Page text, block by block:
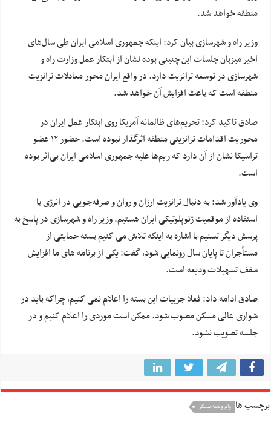
منطقه خواهد شد.
وزیر راه و شهرسازی بیان کرد: اینکه جمهوری اسلامی ایران طی سال‌های
اخیر میزبان جلسات این چنینی بوده نشان از ابتکار عمل وزارت راه و
شهرسازی در توسعه ترانزیت دارد. در واقع ایران محور معادلات ترانزیت
منطقه است که باعث افزایش آن خواهد شد.
صادق تاکید کرد: تحریم‌های ظالمانه آمریکا روی ابتکار عمل ایران در
محوریت اقدامات ترانزیتی منطقه اثرگذار نبوده است. حضور ۱۲ عضو
تراسیکا نشان از آن دارد که ریم‌ها علیه جمهوری اسلامی ایران بی‌اثر بوده
است.
وی یادآور شد: به دنبال ترانزیت ارزان و روان و صرفه‌جویی در انرژی با
استفاده از موقعیت ژئوپلوتیکی ایران هستیم. وزیر راه و شهرسازی در پاسخ به
پرسش دیگر تسنیم با اشاره به اینکه تلاش می کنیم بسته حمایتی از
مستأجران تا پایان سال رونمایی شود، گفت: یکی از برنامه های ما افزایش
سقف تسهیلات ودیعه است.
صادق ادامه داد: فعلا جزییات این بسته را اعلام نمی کنیم، چراکه باید در
شواری عالی مسکن مصوب شود. ممکن است موردی را اعلام کنیم و در
جلسه تصویب نشود.
برچسب ها وام ودیعه مسکن